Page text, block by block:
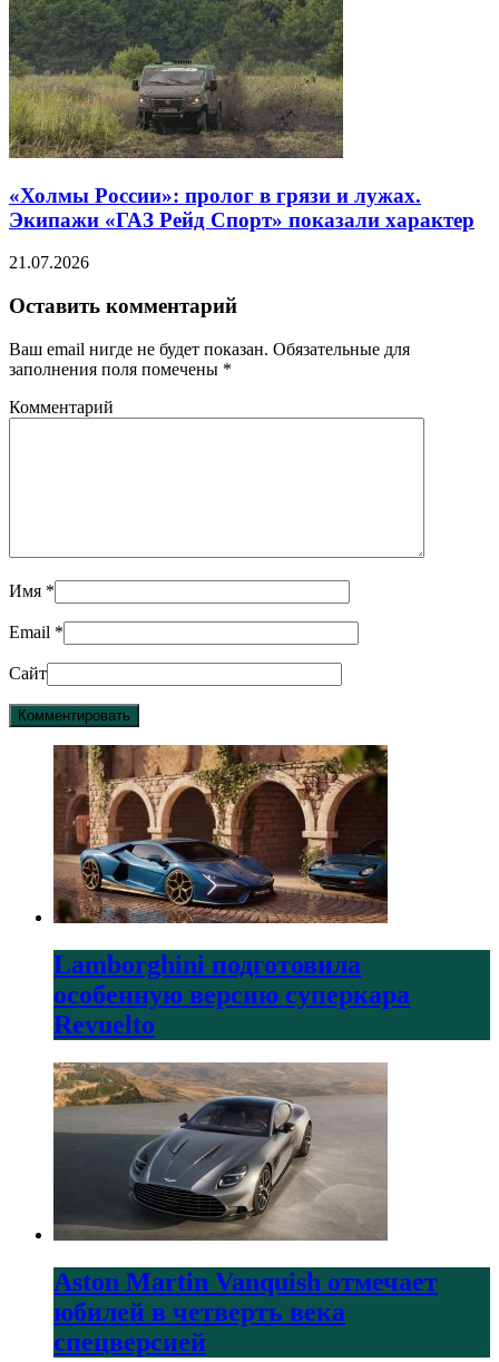
«Холмы России»: пролог в грязи и лужах.
Экипажи «ГАЗ Рейд Спорт» показали характер
21.07.2026
Оставить комментарий
Ваш email нигде не будет показан. Обязательные для
заполнения поля помечены *
Комментарий
Имя *
Email *
Сайт
Lamborghini подготовила
особенную версию суперкара
Revuelto
Aston Martin Vanquish отмечает
юбилей в четверть века
спецверсией